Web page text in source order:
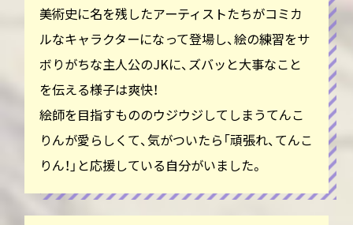
美術史に名を残したアーティストたちがコミカ
ルなキャラクターになって登場し、絵の練習をサ
ボりがちな主人公のJKに、ズバッと大事なこと
を伝える様子は爽快！
絵師を目指すもののウジウジしてしまうてんこ
りんが愛らしくて、気がついたら「頑張れ、てんこ
りん！」と応援している自分がいました。